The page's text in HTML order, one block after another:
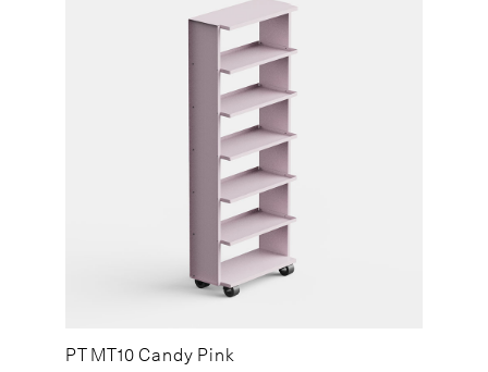
PT MT10 Candy Pink